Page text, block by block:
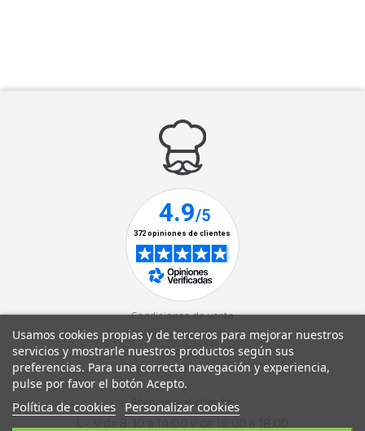
Condiciones de venta
Política de privacidad
Aviso legal
Política de cookies
Atención al cliente:
Usamos cookies propias y de terceros para mejorar nuestros
servicios y mostrarle nuestros productos según sus
preferencias. Para una correcta navegación y experiencia,
pulse por favor el botón Acepto.
Política de cookies Personalizar cookies